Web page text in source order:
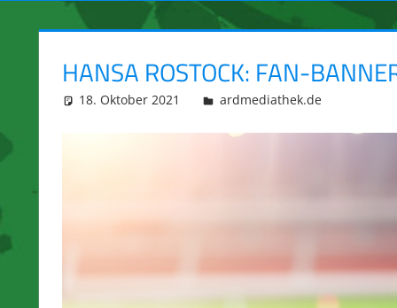
HANSA ROSTOCK: FAN-
18. Oktober 2021 integromat
ardmediathek.de